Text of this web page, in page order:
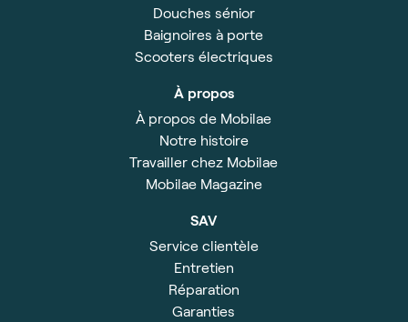
Douches sénior
Baignoires à porte
Scooters électriques
À propos
À propos de Mobilae
Notre histoire
Travailler chez Mobilae
Mobilae Magazine
SAV
Service clientèle
Entretien
Réparation
Garanties